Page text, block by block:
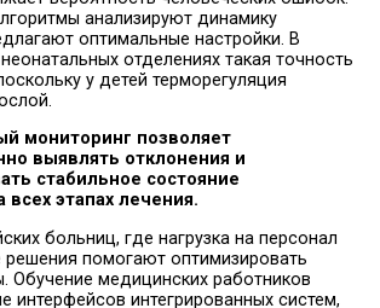
анализируют динамику
оптимальные настройки. В
отделениях такая точность
у детей терморегуляция
мониторинг позволяет
выявлять отклонения и
стабильное состояние
всех этапах лечения.
больниц, где нагрузка на персонал
помогают оптимизировать
Обучение медицинских работников
интерфейсов интегрированных систем,